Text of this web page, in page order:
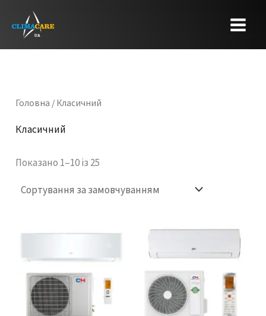
Перейти
вмісту
Головна / Класичний
Класичний
Показано 1–10 із 25